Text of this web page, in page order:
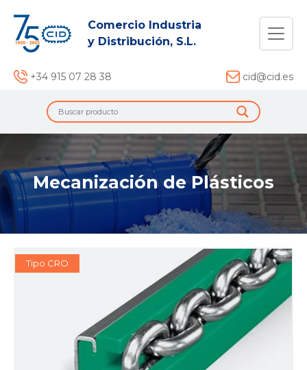
Comercio Industria
y Distribución, S.L.
+34 915 07 28 38 cid@cid.es
Mecanización de Plásticos
Tipo CRO